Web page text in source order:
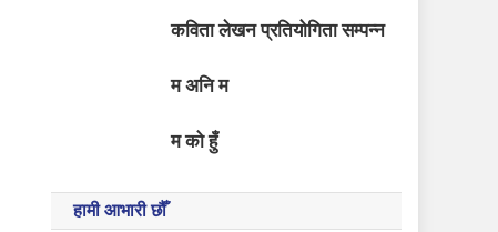
कविता लेखन प्रतियोगिता सम्पन्न
म अनि म
म को हुँ
हामी आभारी छौँ